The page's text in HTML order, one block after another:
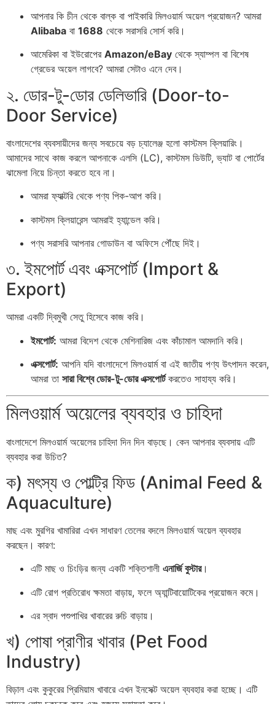
আপনার কি চীন থেকে বাল্ক বা পাইকারি মিলওয়ার্ম অয়েল প্রয়োজন? আমরা
Alibaba বা 1688 থেকে সরাসরি সোর্স করি।
আমেরিকা বা ইউরোপের Amazon/eBay থেকে স্যাম্পল বা বিশেষ
গ্রেডের অয়েল লাগবে? আমরা সেটাও এনে দেব।
২. ডোর-টু-ডোর ডেলিভারি (Door-to-
Door Service)
বাংলাদেশের ব্যবসায়ীদের জন্য সবচেয়ে বড় চ্যালেঞ্জ হলো কাস্টমস ক্লিয়ারিং।
আমাদের সাথে কাজ করলে আপনাকে এলসি (LC), কাস্টমস ডিউটি, ভ্যাট বা পোর্টের
ঝামেলা নিয়ে চিন্তা করতে হবে না।
আমরা ফ্যাক্টরি থেকে পণ্য পিক-আপ করি।
কাস্টমস ক্লিয়ারেন্স আমরাই হ্যান্ডেল করি।
পণ্য সরাসরি আপনার গোডাউন বা অফিসে পৌঁছে দিই।
৩. ইমপোর্ট এবং এক্সপোর্ট (Import &
Export)
আমরা একটি দ্বিমুখী সেতু হিসেবে কাজ করি।
ইমপোর্ট: আমরা বিদেশ থেকে মেশিনারিজ এবং কাঁচামাল আমদানি করি।
এক্সপোর্ট: আপনি যদি বাংলাদেশে মিলওয়ার্ম বা এই জাতীয় পণ্য উৎপাদন করেন,
আমরা তা সারা বিশ্বে ডোর-টু-ডোর এক্সপোর্টকরতেও সাহায্য করি।
মিলওয়ার্ম অয়েলের ব্যবহার ও চাহিদা
বাংলাদেশে মিলওয়ার্ম অয়েলের চাহিদা দিন দিন বাড়ছে। কেন আপনার ব্যবসায় এটি
ব্যবহার করা উচিত?
ক) মৎস্য ও পোল্ট্রি ফিড (Animal Feed &
Aquaculture)
মাছ এবং মুরগির খামারিরা এখন সাধারণ তেলের বদলে মিলওয়ার্ম অয়েল ব্যবহার
করছেন। কারণ:
এটি মাছ ও চিংড়ির জন্য একটি শক্তিশালী এনার্জি বুস্টার।
এটি রোগ প্রতিরোধ ক্ষমতা বাড়ায়, ফলে অ্যান্টিবায়োটিকের প্রয়োজন কমে।
এর স্বাদ পশুপাখির খাবারের রুচি বাড়ায়।
খ) পোষা প্রাণীর খাবার (Pet Food
Industry)
বিড়াল এবং কুকুরের প্রিমিয়াম খাবারে এখন ইনসেক্ট অয়েল ব্যবহার করা হচ্ছে। এটি